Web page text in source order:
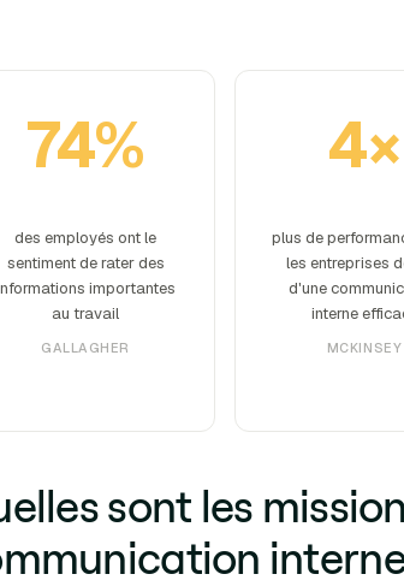
74%
des employés ont le
sentiment de rater des
importantes
au travail
GALLAGHER
4×
plus de
les entreprises
d'une
interne
MCKINSEY
sont les